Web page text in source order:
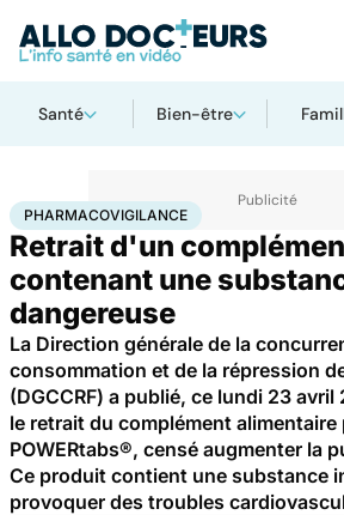
Santé Bien-être
AccueilSantéPharmacovigilance
PHARMACOVIGILANCE
Retrait d'un
contenant une
dangereuse
La Direction générale de la
consommation et de la répression
(DGCCRF) a publié, ce lundi 23
le retrait du complément alimentaire
POWERtabs®, censé augmenter la
Ce produit contient une substance
provoquer des troubles